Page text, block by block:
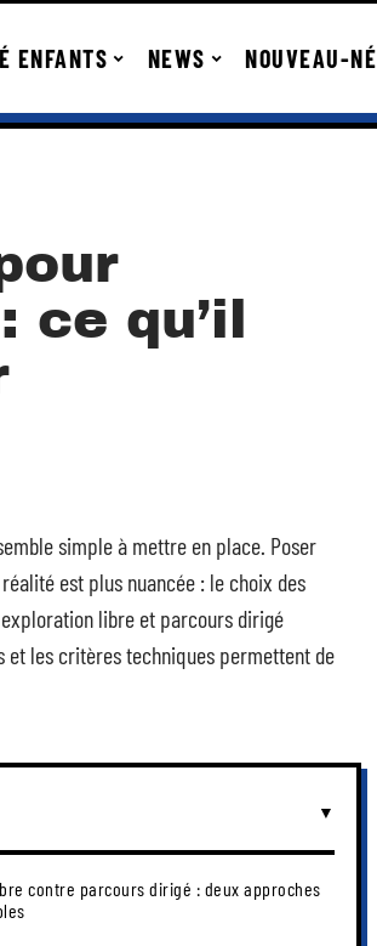
ENFANTS NEWS NOUVEAU-NÉ
qu’il
simple à mettre en place. Poser
est plus nuancée : le choix des
libre et parcours dirigé
et les critères techniques permettent de
contre parcours dirigé : deux approches